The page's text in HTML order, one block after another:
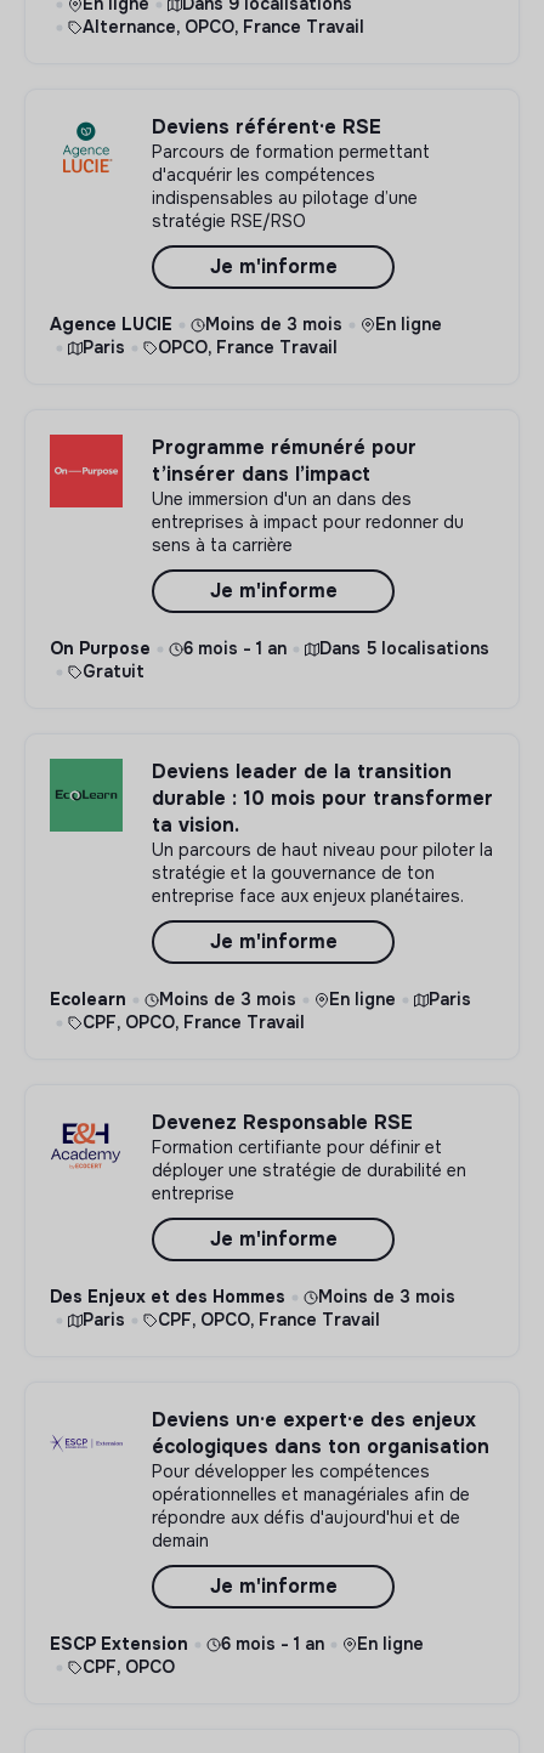
Alternance, OPCO, France Travail
Deviens référent·e RSE
Parcours de formation permettant
d'acquérir les compétences
indispensables au pilotage d’une
stratégie RSE/RSO
Je m'informe
Agence LUCIE Moins de 3 mois
En ligne
Paris
OPCO, France Travail
Programme rémunéré pour
t’insérer dans l’impact
Une immersion d'un an dans des
entreprises à impact pour redonner du
sens à ta carrière
Je m'informe
On Purpose 6 mois - 1 an
Dans 5 localisations
Gratuit
Deviens leader de la transition
durable : 10 mois pour transformer
ta vision.
Un parcours de haut niveau pour piloter la
stratégie et la gouvernance de ton
entreprise face aux enjeux planétaires.
Je m'informe
Ecolearn Moins de 3 mois En ligne
Paris
CPF, OPCO, France Travail
Devenez Responsable RSE
Formation certifiante pour définir et
déployer une stratégie de durabilité en
entreprise
Je m'informe
Des Enjeux et des Hommes
Moins de 3 mois
Paris
CPF, OPCO, France Travail
Deviens un·e expert·e des enjeux
écologiques dans ton organisation
Pour développer les compétences
opérationnelles et managériales afin de
répondre aux défis d'aujourd'hui et de
demain
Je m'informe
ESCP Extension 6 mois - 1 an
En ligne
CPF, OPCO